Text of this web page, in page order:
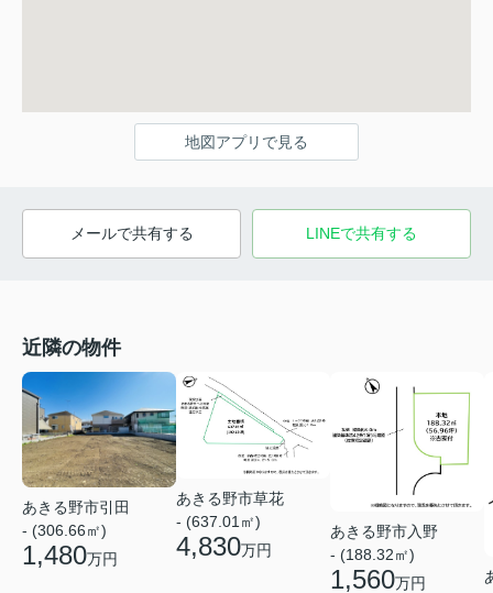
地図アプリで見る
メールで共有する LINEで共有する
近隣の物件
あきる野市引田
- (306.66㎡)
1,480万円
あきる野市草花
- (637.01㎡)
4,830万円
あきる野市入野
- (188.32㎡)
1,560万円